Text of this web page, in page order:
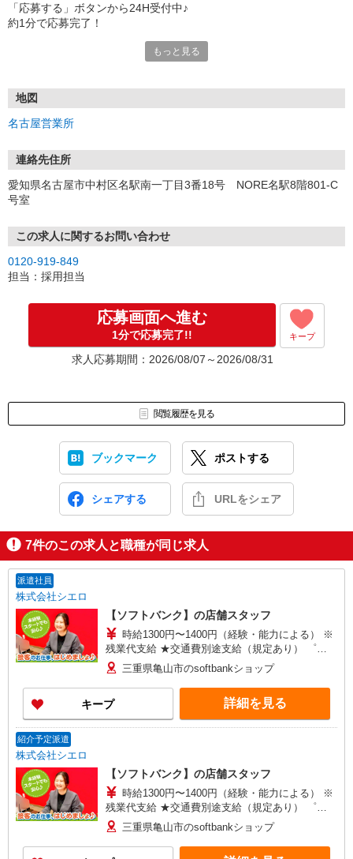
「応募する」ボタンから24H受付中♪
約1分で応募完了！
①応募から3営業日を目安に、メールorお電話でご連絡します。
★スマホでWEB面接（LINEなど）・出張面接・事務所面接と選べま
す
③面接実施（履歴書不要）
④勤務開始（スタート日は応相談）
お気軽にご応募ください♪
もっと見る
地図
名古屋営業所
連絡先住所
愛知県名古屋市中村区名駅南一丁目3番18号 NORE名駅8階801-C
号室
この求人に関するお問い合わせ
0120-919-849
担当：採用担当
応募画面へ進む
1分で応募完了!! キープ
求人応募期間：2026/08/07～2026/08/31
閲覧履歴を見る
ブックマーク ポストする
シェアする URLをシェア
7件のこの求人と職種が同じ求人
派遣社員
株式会社シエロ
【ソフトバンク】の店舗スタッフ
時給1300円〜1400円（経験・能力による） ※
残業代支給 ★交通費別途支給（規定あり） ゜
+゜・。○。・゜+゜・。○。・゜+゜ 入社祝い金10
万円支給(規定有) お友達を紹介頂くと, インセンテ
ィブ支給(規定有) ★月2回払い・週払い可能（規程
有）★ ゜・。○。・゜+゜・。○。・゜+゜
三重県亀山市のsoftbankショップ
キープ 詳細を見る
紹介予定派遣
株式会社シエロ
【ソフトバンク】の店舗スタッフ
時給1300円〜1400円（経験・能力による） ※
残業代支給 ★交通費別途支給（規定あり） ゜
+゜・。○。・゜+゜・。○。・゜+゜ 入社祝い金10
万円支給(規定有) お友達を紹介頂くと, インセンテ
ィブ支給(規定有) ★月2回払い・週払い可能（規程
三重県亀山市のsoftbankショップ